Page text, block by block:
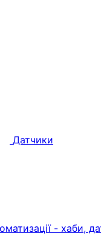
Датчики
- хаби,